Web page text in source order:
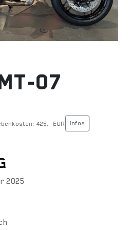
07
425,- EUR Infos
2025